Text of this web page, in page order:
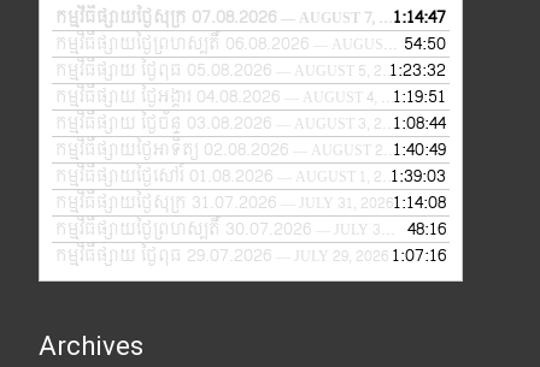
កម្មវិធីផ្សាយថ្ងៃសុក្រ 07.08.2026— AUGUST 7, 2026
1:14:47
កម្មវិធីផ្សាយថ្ងៃព្រហស្បតិ៍ 06.08.2026
— AUGUST 6, 2026
54:50
កម្មវិធីផ្សាយ ថ្ងៃពុធ 05.08.2026
— AUGUST 5, 2026 1:23:32
កម្មវិធីផ្សាយ ថ្ងៃអង្គារ 04.08.2026
— AUGUST 4, 2026
1:19:51
កម្មវិធីផ្សាយ ថ្ងៃច័ន្ទ 03.08.2026
— AUGUST 3, 2026 1:08:44
កម្មវិធីផ្សាយថ្ងៃអាទិត្យ 02.08.2026
— AUGUST 2, 2026 1:40:49
កម្មវិធីផ្សាយថ្ងៃសៅរ៍ 01.08.2026
— AUGUST 1, 2026 1:39:03
កម្មវិធីផ្សាយថ្ងៃសុក្រ 31.07.2026
— JULY 31, 20261:14:08
កម្មវិធីផ្សាយថ្ងៃព្រហស្បតិ៍ 30.07.2026
— JULY 30, 2026
48:16
កម្មវិធីផ្សាយ ថ្ងៃពុធ 29.07.2026
— JULY 29, 20261:07:16
Archives